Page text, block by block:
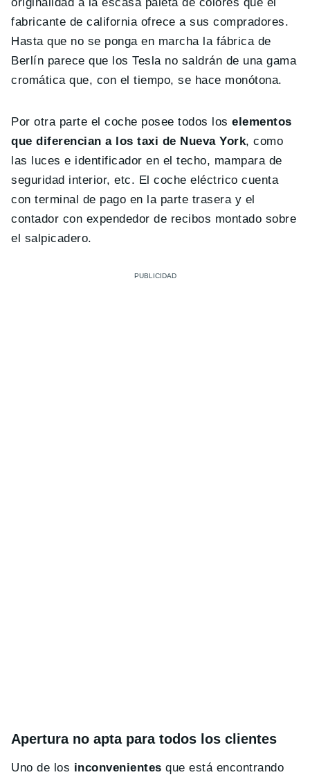
fabricante de california ofrece a sus compradores.
Hasta que no se ponga en marcha la fábrica de
Berlín parece que los Tesla no saldrán de una gama
cromática que, con el tiempo, se hace monótona.
Por otra parte el coche posee todos loselementos
que diferencian a los taxi de Nueva York, como
las luces e identificador en el techo, mampara de
seguridad interior, etc. El coche eléctrico cuenta
con terminal de pago en la parte trasera y el
contador con expendedor de recibos montado sobre
el salpicadero.
Apertura no apta para todos los clientes
Uno de los inconvenientes que está encontrando